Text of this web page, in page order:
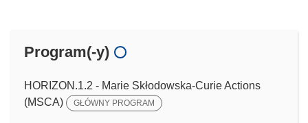
Program(-y)
HORIZON.1.2 - Marie Skłodowska-Curie Actions
(MSCA)
GŁÓWNY PROGRAM